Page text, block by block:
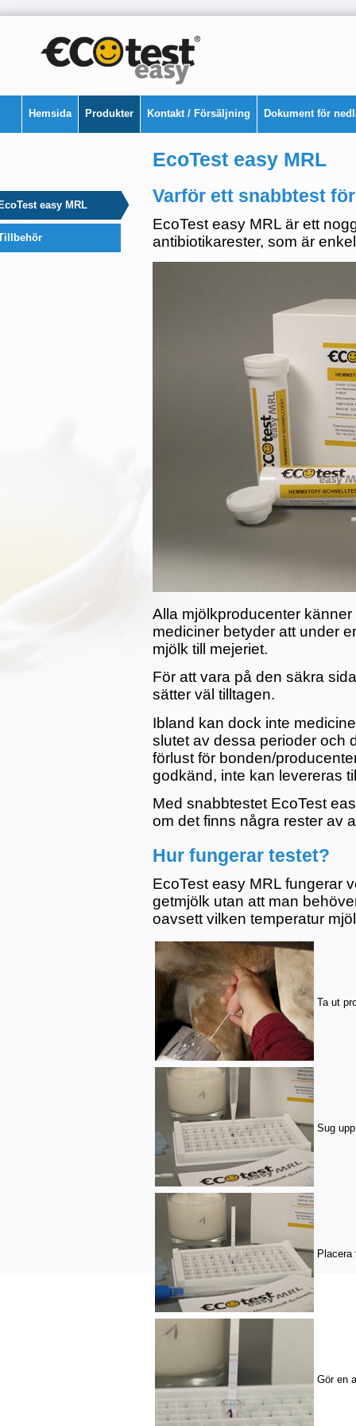
Hemsida Produkter Kontakt / Försäljning Dokument för
easy MRL
EcoTest easy MRL
Varför ett snabbtest
EcoTest easy MRL är ett
antibiotikarester, som är
Alla mjölkproducenter
mediciner betyder att under
mjölk till mejeriet.
För att vara på den säkra
sätter väl tilltagen.
Ibland kan dock inte
slutet av dessa perioder och
förlust för bonden/
godkänd, inte kan levereras
Med snabbtestet EcoTest
om det finns några rester av
Hur fungerar testet?
EcoTest easy MRL fungerar
getmjölk utan att man
oavsett vilken temperatur
Ta ut
Sug
Placera
Gör en